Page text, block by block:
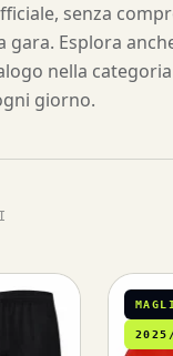
senza
Esplora
nella categoria
giorno.